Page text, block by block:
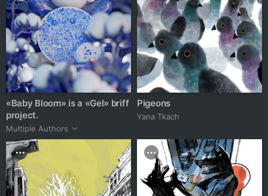
«Baby Bloom» is a «Gel» briff
project.
Multiple Authors
Pigeons
Yana Tkach